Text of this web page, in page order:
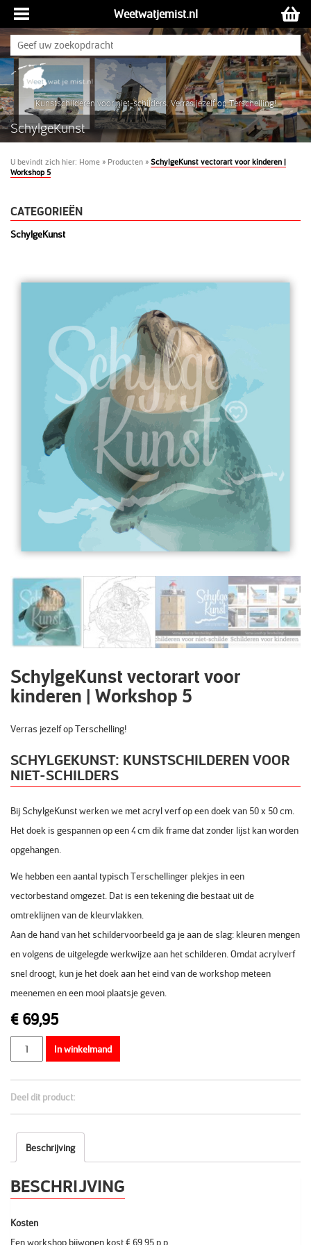
Weetwatjemist.nl
Kunstschilderen voor niet-schilders. Verras jezelf op Terschelling!
SchylgeKunst
U bevindt zich hier: Home » Producten » SchylgeKunst vectorart voor kinderen |
Workshop 5
CATEGORIEËN
SchylgeKunst
SchylgeKunst vectorart voor
kinderen | Workshop 5
Verras jezelf op Terschelling!
SCHYLGEKUNST: KUNSTSCHILDEREN VOOR
NIET-SCHILDERS
Bij SchylgeKunst werken we met acryl verf op een doek van 50 x 50 cm.
Het doek is gespannen op een 4 cm dik frame dat zonder lijst kan worden
opgehangen.
We hebben een aantal typisch Terschellinger plekjes in een
vectorbestand omgezet. Dat is een tekening die bestaat uit de
omtreklijnen van de kleurvlakken.
Aan de hand van het schildervoorbeeld ga je aan de slag: kleuren mengen
en volgens de uitgelegde werkwijze aan het schilderen. Omdat acrylverf
snel droogt, kun je het doek aan het eind van de workshop meteen
meenemen en een mooi plaatsje geven.
€ 69,95
Aantal In winkelmand
Deel dit product:
Beschrijving
BESCHRIJVING
Kosten
Een workshop bijwonen kost € 69,95 p.p.